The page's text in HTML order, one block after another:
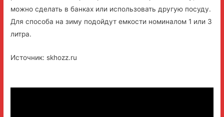
можно сделать в банках или использовать другую посуду.
Для способа на зиму подойдут емкости номиналом 1 или 3
литра.
Источник: skhozz.ru